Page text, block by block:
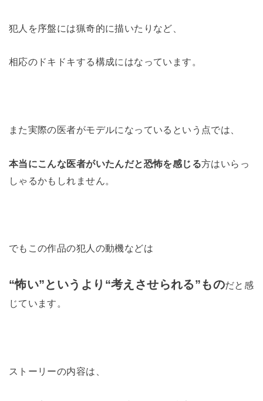
犯人を序盤には猟奇的に描いたりなど、
相応のドキドキする構成にはなっています。
また実際の医者がモデルになっているという点では、
本当にこんな医者がいたんだと恐怖を感じる方はいらっ
しゃるかもしれません。
でもこの作品の犯人の動機などは
“怖い”というより“考えさせられる”ものだと感
じています。
ストーリーの内容は、